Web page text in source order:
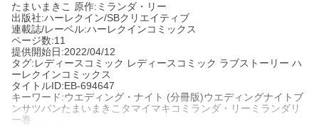
たまいまきこ 原作:ミランダ・リー
出版社:ハーレクイン/SBクリエイティブ
連載誌/レーベル:ハーレクインコミックス
ページ数:11
提供開始日:2022/04/12
タグ:レディースコミック レディースコミック ラブストーリー ハ
ーレクインコミックス
タイトルID:EB-694647
キーワード:ウエディング・ナイト (分冊版)ウエディングナイトブ
ンサツバンたまいまきこタマイマキコミランダ・リーミランダリ
ー巻